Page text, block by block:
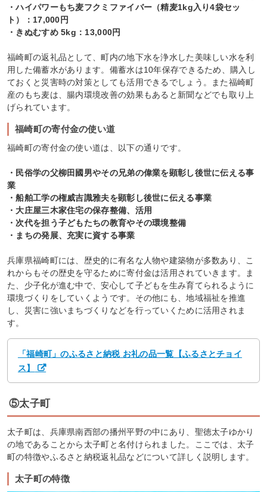
・ハイパワーもち麦フクミファイバー（精麦1kg入り4袋セッ
ト）：17,000円
・きぬむすめ 5kg：13,000円
福崎町の返礼品として、町内の地下水を浄水した美味しい水を利
用した備蓄水があります。備蓄水は10年保存できるため、購入し
ておくと災害時の対策としても活用できるでしょう。また福崎町
産のもち麦は、腸内環境改善の効果もあると新聞などでも取り上
げられています。
福崎町の寄付金の使い道
福崎町の寄付金の使い道は、以下の通りです。
・民俗学の父柳田國男やその兄弟の偉業を顕彰し後世に伝える事
業
・船舶工学の権威吉識雅夫を顕彰し後世に伝える事業
・大庄屋三木家住宅の保存整備、活用
・次代を担う子どもたちの教育やその環境整備
・まちの発展、充実に資する事業
兵庫県福崎町には、歴史的に有名な人物や建築物が多数あり、こ
れからもその歴史を守るために寄付金は活用されていきます。ま
た、少子化が進む中で、安心して子どもを生み育てられるように
環境づくりをしていくようです。その他にも、地域福祉を推進
し、災害に強いまちづくりなどを行っていくために活用されま
す。
「福崎町」のふるさと納税 お礼の品一覧【ふるさとチョイ
ス】
⑤太子町
太子町は、兵庫県南西部の播州平野の中にあり、聖徳太子ゆかり
の地であることから太子町と名付けられました。ここでは、太子
町の特徴やふるさと納税返礼品などについて詳しく説明します。
太子町の特徴